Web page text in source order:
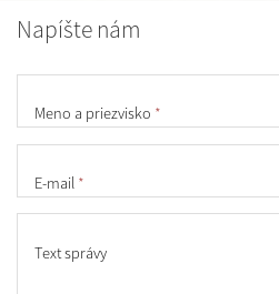
Napíšte nám
Meno a priezvisko *
E-mail *
Text správy